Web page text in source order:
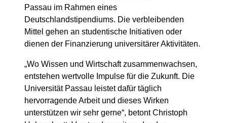
Passau im Rahmen eines
Deutschlandstipendiums. Die verbleibenden
Mittel gehen an studentische Initiativen oder
dienen der Finanzierung universitärer Aktivitäten.
„Wo Wissen und Wirtschaft zusammenwachsen,
entstehen wertvolle Impulse für die Zukunft. Die
Universität Passau leistet dafür täglich
hervorragende Arbeit und dieses Wirken
unterstützen wir sehr gerne“, betont Christoph